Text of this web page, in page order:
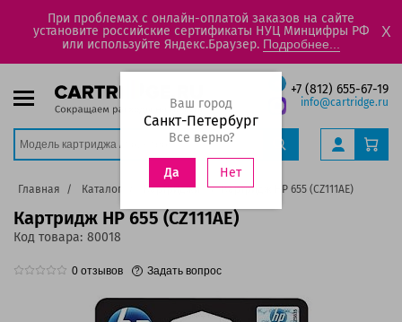
При проблемах с онлайн-оплатой заказов на сайте
установите российские сертификаты НУЦ Минцифры РФ
или используйте Яндекс.Браузер. Подробнее...
X
+7 (812) 655-67-19
info@cartridge.ru
Ваш город
Санкт-Петербург
Все верно?
Да Нет
Главная Каталог Картриджи Картридж HP 655 (CZ111AE)
Картридж HP 655 (CZ111AE)
Код товара: 80018
0 отзывов Задать вопрос